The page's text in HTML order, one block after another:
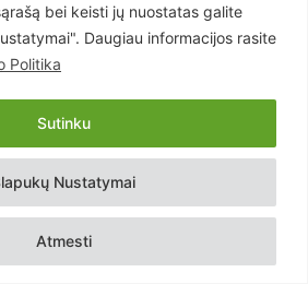
bei keisti jų nuostatas galite
Daugiau informacijos rasite
Politika
Nustatymai
Atmesti
Sutinku